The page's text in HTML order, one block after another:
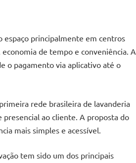
espaço principalmente em centros
de tempo e conveniência. A
o pagamento via aplicativo até o
rede brasileira de lavanderia
ao cliente. A proposta do
mais simples e acessível.
tem sido um dos principais